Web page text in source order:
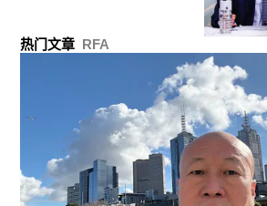
热门文章 RFA